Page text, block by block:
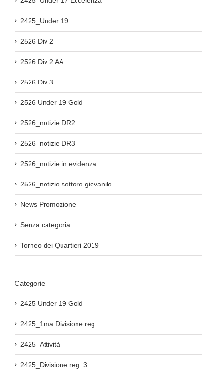
2425_Under 19
2526 Div 2
2526 Div 2 AA
2526 Div 3
2526 Under 19 Gold
2526_notizie DR2
2526_notizie DR3
2526_notizie in evidenza
2526_notizie settore giovanile
News Promozione
Senza categoria
Torneo dei Quartieri 2019
Categorie
2425 Under 19 Gold
2425_1ma Divisione reg.
2425_Attività
2425_Divisione reg. 3